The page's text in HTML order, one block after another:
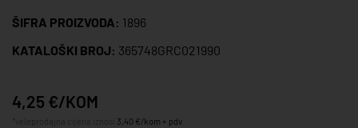
ŠIFRA PROIZVODA: 1896
KATALOŠKI BROJ: 365748GRC021990
4,25 €/KOM
3,40 €/kom + pdv